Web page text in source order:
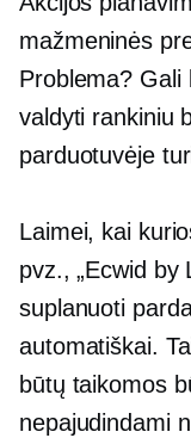
mažmeninės
Problema? Gali
valdyti rankiniu
parduotuvėje
Laimei, kai
pvz., „Ecwid by
suplanuoti
automatiškai.
būtų taikomos
nepajudindami